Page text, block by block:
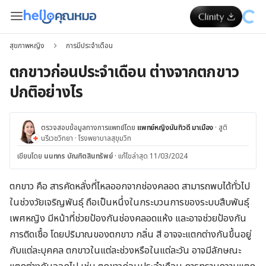
สุขภาพหญิง การมีประจำเดือน
ตกขาวก่อนประจำเดือน ต่างจากตกขาว
ปกติอย่างไร
ตรวจสอบข้อมูลทางการแพทย์โดย แพทย์หญิงนันทิวดี มาเมือง · สูติ
นรีเวชวิทยา ·โรงพยาบาลสุขุมวิท
เขียนโดย นนทกร บัณฑิตสินทรัพย์ · แก้ไขล่าสุด 11/03/2024
ตกขาว คือ สารคัดหลั่งที่ไหลออกจากช่องคลอด สามารถพบได้ทั่วไป
ในช่วงวัยเจริญพันธุ์ ถือเป็นหนึ่งในกระบวนการของระบบสืบพันธุ์
เพศหญิง มีหน้าที่ช่วยป้องกันช่องคลอดแห้ง และอาจช่วยป้องกัน
การติดเชื้อ โดยปริมาณของตกขาว กลิ่น สี อาจจะแตกต่างกันขึ้นอยู่
กับแต่ละบุคคล ตกขาวในแต่ละช่วงหรือในแต่ละวัน อาจมีลักษณะ